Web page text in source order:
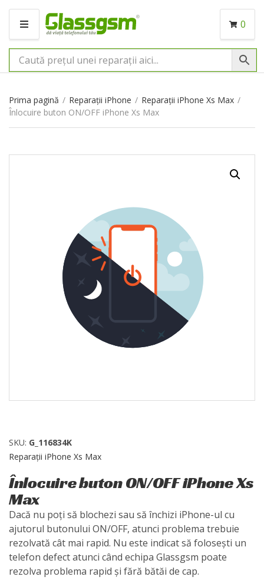
M
N
I
0
Prima pagină / Reparații iPhone / Reparații iPhone Xs Max /
Înlocuire buton ON/OFF iPhone Xs Max
SKU: G_116834K
Reparații iPhone Xs Max
Înlocuire buton ON/OFF iPhone Xs
Max
Dacă nu poți să blochezi sau să închizi iPhone-ul cu
ajutorul butonului ON/OFF, atunci problema trebuie
rezolvată cât mai rapid. Nu este indicat să folosești un
telefon defect atunci când echipa Glassgsm poate
rezolva problema rapid și fără bătăi de cap.